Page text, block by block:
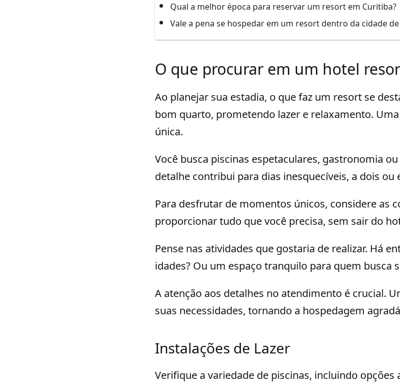
Qual a melhor época para reservar um resort em Curitiba?
Vale a pena se hospedar em um resort dentro da cidade
O que procurar em um hotel
Ao planejar sua estadia, o que faz um resort se
bom quarto, prometendo lazer e relaxamento.
única.
Você busca piscinas espetaculares, gastronomia
detalhe contribui para dias inesquecíveis, a dois ou
Para desfrutar de momentos únicos, considere as
proporcionar tudo que você precisa, sem sair do
Pense nas atividades que gostaria de realizar. Há
idades? Ou um espaço tranquilo para quem busca
A atenção aos detalhes no atendimento é crucial.
suas necessidades, tornando a hospedagem
Instalações de Lazer
Verifique a variedade de piscinas, incluindo opções